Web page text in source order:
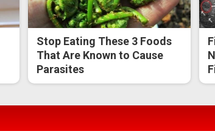
Stop Eating These 3 Foods
That Are Known to Cause
Parasites